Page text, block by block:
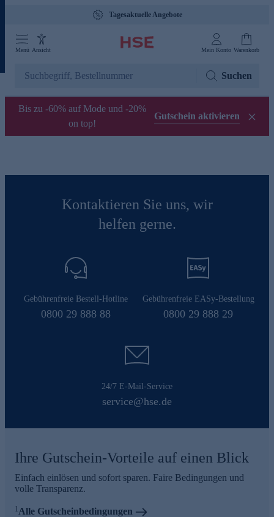
Tagesaktuelle Angebote
Menü Ansicht Mein Konto Warenkorb
Suchen
Bis zu -60% auf Mode und -20%
on top!
Gutschein aktivieren
Kontaktieren Sie uns, wir
helfen gerne.
Gebührenfreie Bestell-Hotline
0800 29 888 88
Gebührenfreie EASy-Bestellung
0800 29 888 29
24/7 E-Mail-Service
service@hse.de
Ihre Gutschein-Vorteile auf einen Blick
Einfach einlösen und sofort sparen. Faire Bedingungen und
volle Transparenz.
1Alle Gutscheinbedingungen